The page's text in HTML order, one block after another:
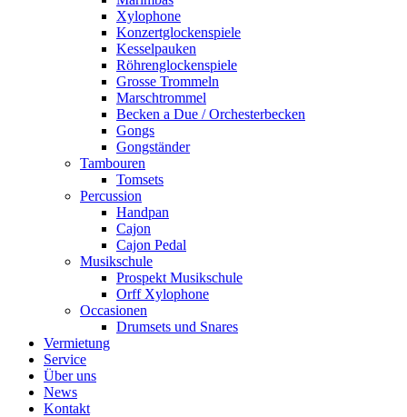
Xylophone
Konzertglockenspiele
Kesselpauken
Röhren­glocken­spiele
Grosse Trommeln
Marschtrommel
Becken a Due / Orchester­becken
Gongs
Gongständer
Tambouren
Tomsets
Percussion
Handpan
Cajon
Cajon Pedal
Musikschule
Prospekt Musikschule
Orff Xylophone
Occasionen
Drumsets und Snares
Vermietung
Service
Über uns
News
Kontakt